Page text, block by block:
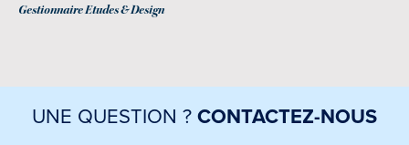
Gestionnaire Etudes & Design
UNE QUESTION ? CONTACTEZ-NOUS